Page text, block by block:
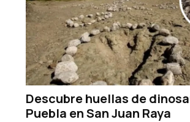
Descubre huellas de
Puebla en San Juan Raya